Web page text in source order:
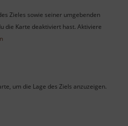
Zieles sowie seiner umgebenden
die Karte deaktiviert hast. Aktiviere
um die Lage des Ziels anzuzeigen.